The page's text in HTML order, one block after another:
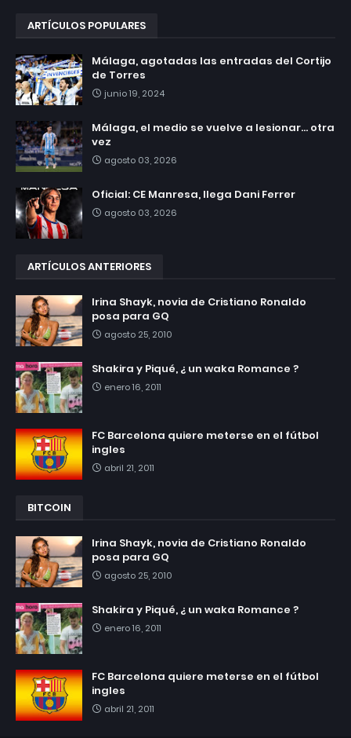
ARTÍCULOS POPULARES
Málaga, agotadas las entradas del Cortijo
de Torres
junio 19, 2024
Málaga, el medio se vuelve a lesionar... otra
vez
agosto 03, 2026
Oficial: CE Manresa, llega Dani Ferrer
agosto 03, 2026
ARTÍCULOS ANTERIORES
Irina Shayk, novia de Cristiano Ronaldo
posa para GQ
agosto 25, 2010
Shakira y Piqué, ¿ un waka Romance ?
enero 16, 2011
FC Barcelona quiere meterse en el fútbol
ingles
abril 21, 2011
BITCOIN
Irina Shayk, novia de Cristiano Ronaldo
posa para GQ
agosto 25, 2010
Shakira y Piqué, ¿ un waka Romance ?
enero 16, 2011
FC Barcelona quiere meterse en el fútbol
ingles
abril 21, 2011